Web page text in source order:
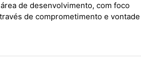
de desenvolvimento, com foco
de comprometimento e vontade